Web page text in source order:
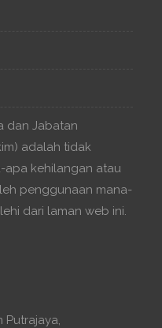
dan Jabatan
adalah tidak
kehilangan atau
penggunaan mana-
dari laman web ini.
Putrajaya,